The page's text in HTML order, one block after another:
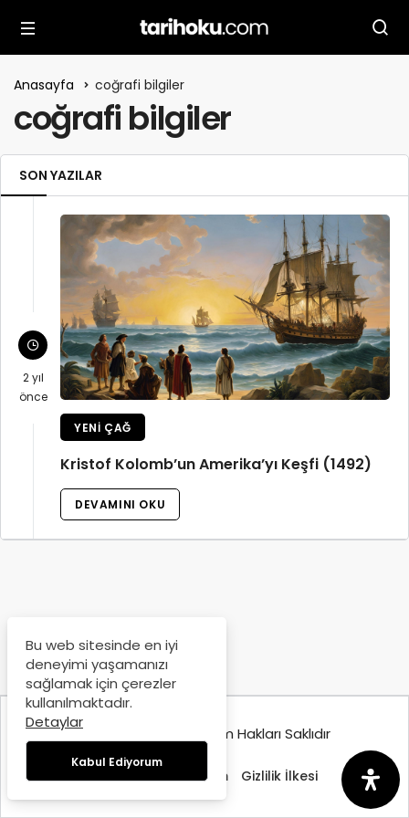
Anasayfa coğrafi bilgiler
coğrafi bilgiler
SON YAZILAR
2 yıl
önce
YENI ÇAĞ
Kristof Kolomb’un Amerika’yı Keşfi (1492)
DEVAMINI OKU
© Copyright 2025, Tüm Hakları Saklıdır
Hakkımızda İletişim Gizlilik İlkesi
Bu web sitesinde en iyi
deneyimi yaşamanızı
sağlamak için çerezler
kullanılmaktadır.
Detaylar
Kabul Ediyorum